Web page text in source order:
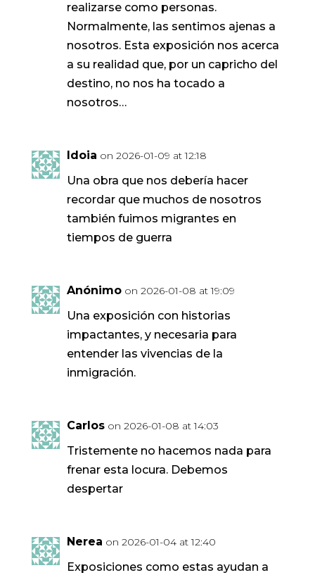
realizarse como personas.
Normalmente, las sentimos ajenas a
nosotros. Esta exposición nos acerca
a su realidad que, por un capricho del
destino, no nos ha tocado a
nosotros…
Idoia on 2026-01-09 at 12:18
Una obra que nos debería hacer
recordar que muchos de nosotros
también fuimos migrantes en
tiempos de guerra
Anónimo on 2026-01-08 at 19:09
Una exposición con historias
impactantes, y necesaria para
entender las vivencias de la
inmigración.
Carlos on 2026-01-08 at 14:03
Tristemente no hacemos nada para
frenar esta locura. Debemos
despertar
Nerea on 2026-01-04 at 12:40
Exposiciones como estas ayudan a